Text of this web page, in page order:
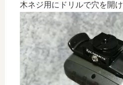
木ネジ用にドリルで穴を開け